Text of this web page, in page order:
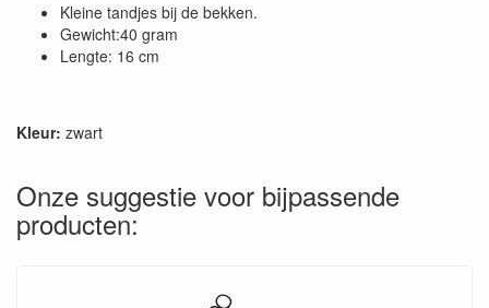
Kleine tandjes bij de bekken.
Gewicht:40 gram
Lengte: 16 cm
Kleur: zwart
Onze suggestie voor bijpassende
producten: